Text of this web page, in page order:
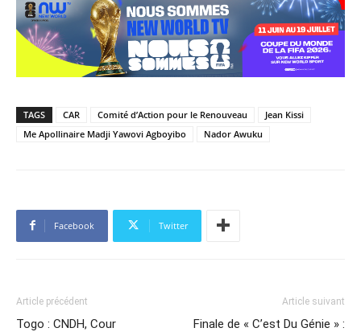
TAGS CAR Comité d’Action pour le Renouveau
Jean Kissi
Me Apollinaire Madji Yawovi Agboyibo
Nador Awuku
Facebook Twitter
Article précédent
Togo : CNDH, Cour
Article suivant
Finale de « C’est Du Génie » :